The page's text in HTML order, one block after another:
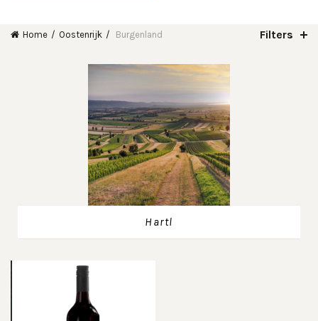
Home Oostenrijk Burgenland Filters
Hartl